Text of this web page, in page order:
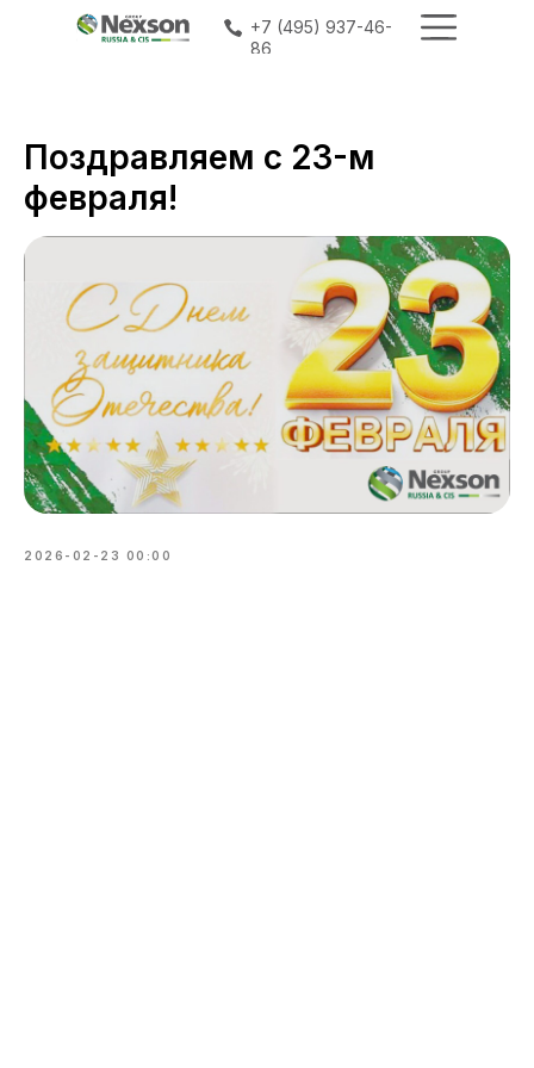
+7 (495) 937-46-
86
+7 (495) 937-46-
86
Поздравляем с 23-м
февраля!
2026-02-23 00:00